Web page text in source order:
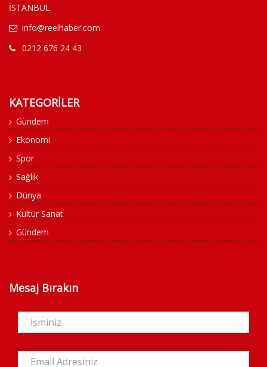
İSTANBUL
info@reelhaber.com
0212 676 24 43
KATEGORİLER
Gündem
Ekonomi
Spor
Sağlık
Dünya
Kültür Sanat
Gündem
Mesaj Bırakın